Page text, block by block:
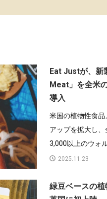
Eat Justが、新
Meat」を全米
導入
米国の植物性食
アップを拡大し
3,000以上のウォ
2025.11.23
緑豆ベースの